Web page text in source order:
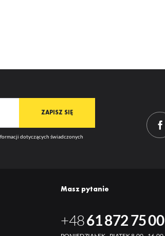
dotyczących świadczonych
Masz pytanie
+4861 872 75 00